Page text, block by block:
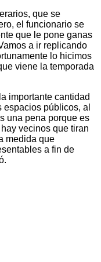
que se
el funcionario se
que le pone ganas
a ir replicando
lo hicimos
viene la temporada
importante cantidad
públicos, al
una pena porque es
vecinos que tiran
medida que
a fin de